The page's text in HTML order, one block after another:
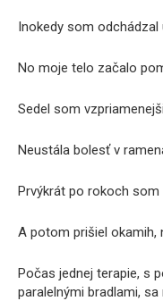
Inokedy som odchádzal
No moje telo začalo
Sedel som
Neustála bolesť v
Prvýkrát po rokoch som
A potom prišiel okamih,
Počas jednej terapie, s
paralelnými bradlami,